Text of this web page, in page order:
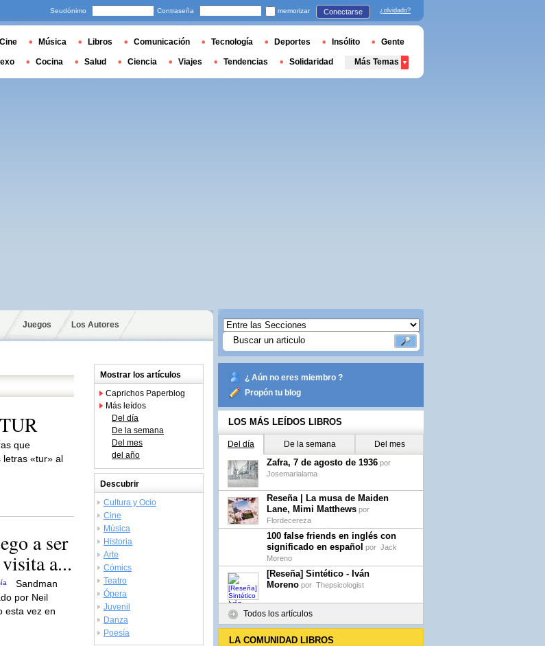
Juegos Los Autores
que
letras «tur» al
a ser
a...
Sandman
por Neil
esta vez en
Mostrar los artículos
Caprichos Paperblog
Más leídos
Del día
De la semana
Del mes
del año
Descubrir
Cultura y Ocio
Cine
Música
Historia
Arte
Cómics
Teatro
Ópera
Juvenil
Danza
Poesía
¿ Aún no eres miembro ?
Propón tu blog
LOS MÁS LEÍDOS LIBROS
Del día De la semana Del mes
Zafra, 7 de agosto de 1936 por
Josemarialama
Reseña | La musa de Maiden
Lane, Mimi Matthews por
Flordecereza
100 false friends en inglés con
significado en español por Jack
Moreno
[Reseña] Sintético - Iván
Moreno por Thepsicologist
Todos los artículos
LA COMUNIDAD LIBROS
Seudónimo Contraseña memorizar Conectarse ¿olvidado?
Cine Música Libros Comunicación Tecnología Deportes Insólito Gente
Cocina Salud Ciencia Viajes Tendencias Solidaridad Más Temas